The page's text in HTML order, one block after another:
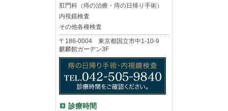
肛門科（痔の治療・痔の日帰り手術）
内視鏡検査
その他各種検査
〒186-0004 東京都国立市中1-10-9
麒麟館ガーデン3F
診療時間